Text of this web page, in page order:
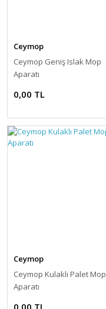
Ceymop
Ceymop Geniş Islak Mop
Aparatı
0,00 TL
Ceymop
Ceymop Kulaklı Palet Mop
Aparatı
0,00 TL